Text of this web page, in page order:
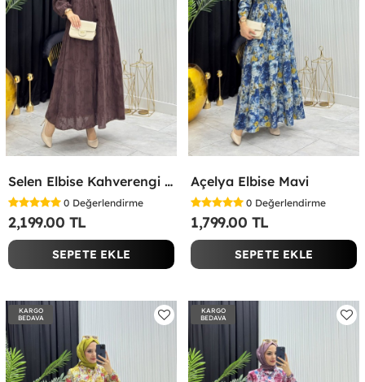
Selen Elbise Kahverengi Kahverengi
0 Değerlendirme
2,199.00 TL
SEPETE EKLE
Açelya Elbise Mavi
0 Değerlendirme
1,799.00 TL
SEPETE EKLE
KARGO
BEDAVA
KARGO
BEDAVA